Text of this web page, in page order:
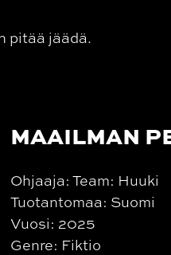
pitää jäädä.
MAAILMAN
Ohjaaja: Team: Huuki
Tuotantomaa: Suomi
Vuosi: 2025
Genre: Fiktio